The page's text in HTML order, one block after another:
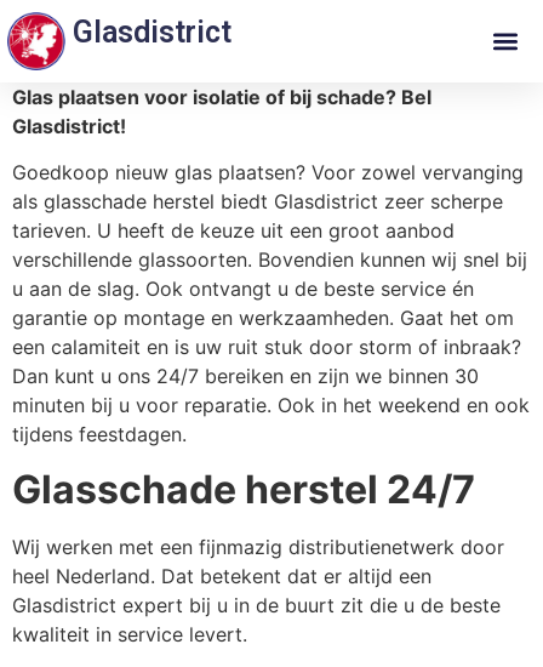
Glasdistrict
Glas plaatsen voor isolatie of bij schade? Bel
Glasdistrict!
Goedkoop nieuw glas plaatsen? Voor zowel vervanging
als glasschade herstel biedt Glasdistrict zeer scherpe
tarieven. U heeft de keuze uit een groot aanbod
verschillende glassoorten. Bovendien kunnen wij snel bij
u aan de slag. Ook ontvangt u de beste service én
garantie op montage en werkzaamheden. Gaat het om
een calamiteit en is uw ruit stuk door storm of inbraak?
Dan kunt u ons 24/7 bereiken en zijn we binnen 30
minuten bij u voor reparatie. Ook in het weekend en ook
tijdens feestdagen.
Glasschade herstel 24/7
Wij werken met een fijnmazig distributienetwerk door
heel Nederland. Dat betekent dat er altijd een
Glasdistrict expert bij u in de buurt zit die u de beste
kwaliteit in service levert.